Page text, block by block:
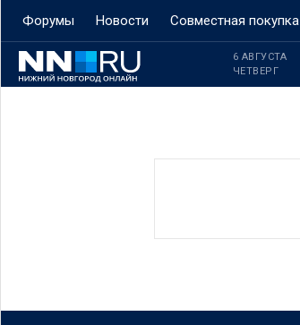
Форумы Новости Совместная покупка
6 АВГУСТА
ЧЕТВЕРГ